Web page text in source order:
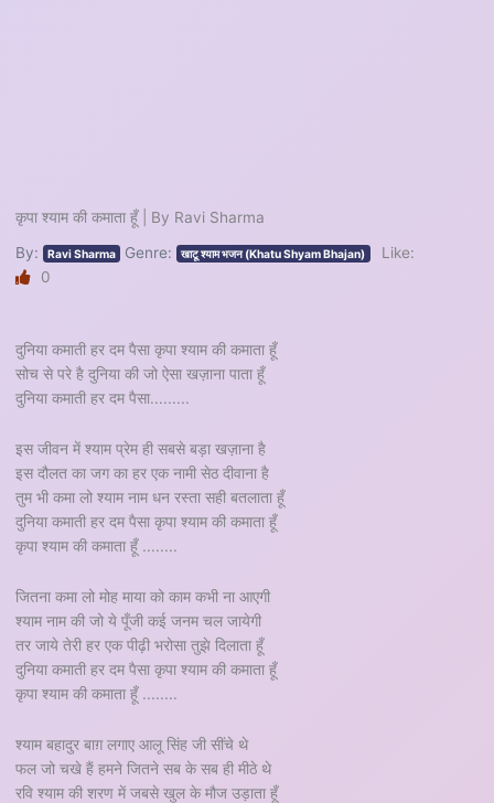
कृपा श्याम की कमाता हूँ | By Ravi Sharma
By: Ravi Sharma Genre: खाटू श्याम भजन (Khatu Shyam Bhajan)
Like:
0
दुनिया कमाती हर दम पैसा कृपा श्याम की कमाता हूँ
सोच से परे है दुनिया की जो ऐसा खज़ाना पाता हूँ
दुनिया कमाती हर दम पैसा.........
इस जीवन में श्याम प्रेम ही सबसे बड़ा खज़ाना है
इस दौलत का जग का हर एक नामी सेठ दीवाना है
तुम भी कमा लो श्याम नाम धन रस्ता सही बतलाता हूँ
दुनिया कमाती हर दम पैसा कृपा श्याम की कमाता हूँ
कृपा श्याम की कमाता हूँ ........
जितना कमा लो मोह माया को काम कभी ना आएगी
श्याम नाम की जो ये पूँजी कई जनम चल जायेगी
तर जाये तेरी हर एक पीढ़ी भरोसा तुझे दिलाता हूँ
दुनिया कमाती हर दम पैसा कृपा श्याम की कमाता हूँ
कृपा श्याम की कमाता हूँ ........
श्याम बहादुर बाग़ लगाए आलू सिंह जी सींचे थे
फल जो चखे हैं हमने जितने सब के सब ही मीठे थे
रवि श्याम की शरण में जबसे खुल के मौज उड़ाता हूँ